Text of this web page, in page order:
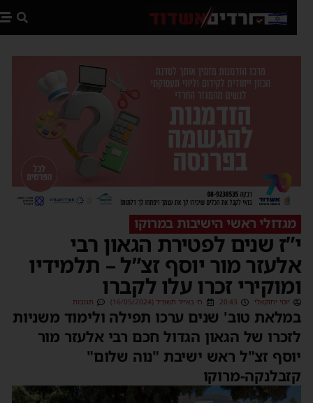
מגדולי ראשי הישיבות במרוקו
שנים לפטירת הגאון רבי
מור יוסף זצ”ל – תלמידיו
זכרו עלו לקברו
יוסי יחזקאלי 20:43 ח׳ באייר תשפ״ד (16/05/2024) תגובות
טוב' שנים ערכו תפילה ולימוד משניות
של הגאון הגדול חכם רבי אלעזר מור
זצ"ל ראש ישיבת "נוה שלום"
מרוקו